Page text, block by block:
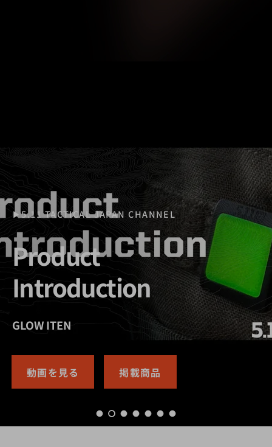
GLOW ITEN
動画を見る 掲載商品
▶5.11 TACTICAL JAPAN CHANNEL
Product
Introduction
LV M4 SHORTY 18L RIFLE BAG
動画を見る 掲載商品